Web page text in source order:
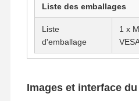
Liste des emballages
Liste
d'emballage
1 x
Images et interface